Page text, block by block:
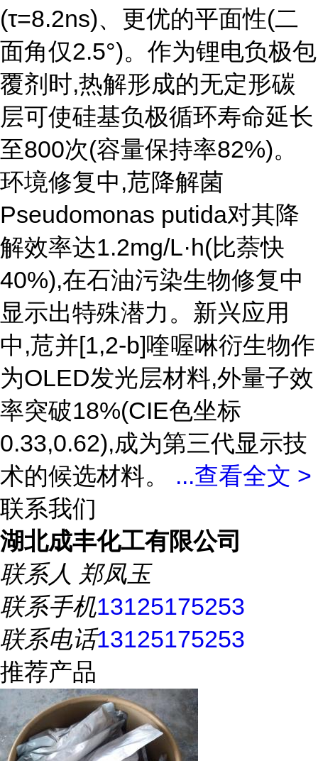
(τ=8.2ns)、更优的平面性(二
面角仅2.5°)。作为锂电负极包
覆剂时,热解形成的无定形碳
层可使硅基负极循环寿命延长
至800次(容量保持率82%)。
环境修复中,苊降解菌
Pseudomonas putida对其降
解效率达1.2mg/L·h(比萘快
40%),在石油污染生物修复中
显示出特殊潜力。新兴应用
中,苊并[1,2-b]喹喔啉衍生物作
为OLED发光层材料,外量子效
率突破18%(CIE色坐标
0.33,0.62),成为第三代显示技
术的候选材料。 ...查看全文 >
联系我们
湖北成丰化工有限公司
联系人 郑凤玉
联系手机13125175253
联系电话13125175253
推荐产品